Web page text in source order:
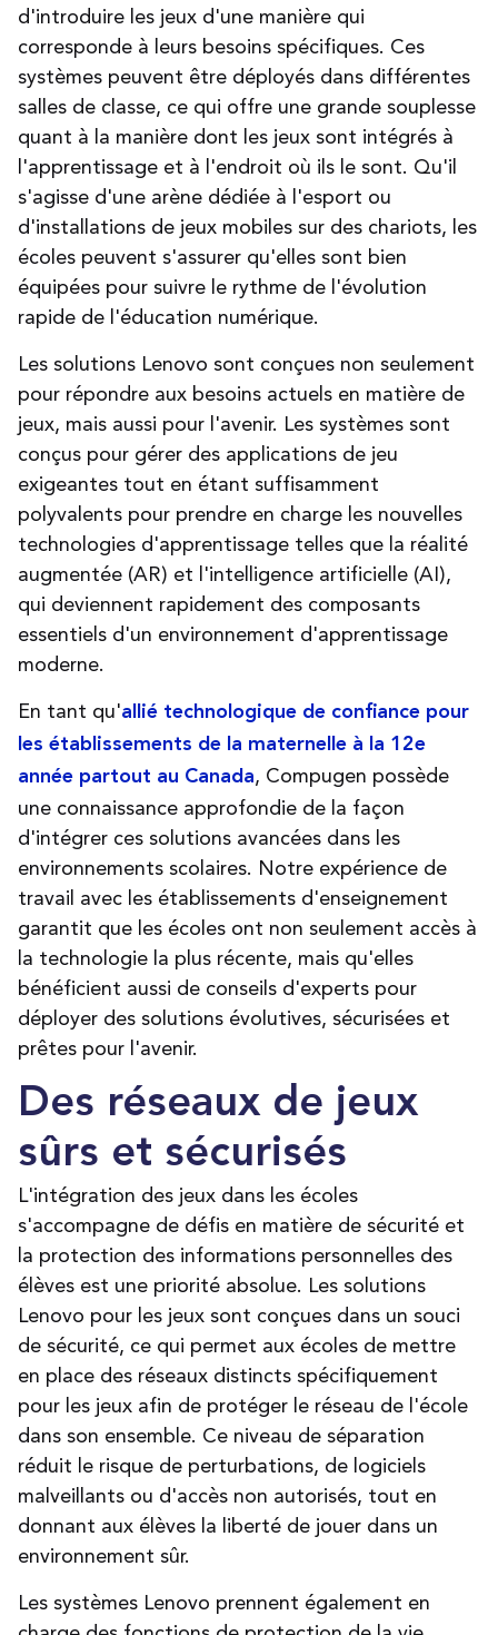
d'introduire les jeux d'une manière qui
corresponde à leurs besoins spécifiques. Ces
systèmes peuvent être déployés dans différentes
salles de classe, ce qui offre une grande souplesse
quant à la manière dont les jeux sont intégrés à
l'apprentissage et à l'endroit où ils le sont. Qu'il
s'agisse d'une arène dédiée à l'esport ou
d'installations de jeux mobiles sur des chariots, les
écoles peuvent s'assurer qu'elles sont bien
équipées pour suivre le rythme de l'évolution
rapide de l'éducation numérique.
Les solutions Lenovo sont conçues non seulement
pour répondre aux besoins actuels en matière de
jeux, mais aussi pour l'avenir. Les systèmes sont
conçus pour gérer des applications de jeu
exigeantes tout en étant suffisamment
polyvalents pour prendre en charge les nouvelles
technologies d'apprentissage telles que la réalité
augmentée (AR) et l'intelligence artificielle (AI),
qui deviennent rapidement des composants
essentiels d'un environnement d'apprentissage
moderne.
En tant qu'allié technologique de confiance pour
les établissements de la maternelle à la 12e
année partout au Canada, Compugen possède
une connaissance approfondie de la façon
d'intégrer ces solutions avancées dans les
environnements scolaires. Notre expérience de
travail avec les établissements d'enseignement
garantit que les écoles ont non seulement accès à
la technologie la plus récente, mais qu'elles
bénéficient aussi de conseils d'experts pour
déployer des solutions évolutives, sécurisées et
prêtes pour l'avenir.
Des réseaux de jeux
sûrs et sécurisés
L'intégration des jeux dans les écoles
s'accompagne de défis en matière de sécurité et
la protection des informations personnelles des
élèves est une priorité absolue. Les solutions
Lenovo pour les jeux sont conçues dans un souci
de sécurité, ce qui permet aux écoles de mettre
en place des réseaux distincts spécifiquement
pour les jeux afin de protéger le réseau de l'école
dans son ensemble. Ce niveau de séparation
réduit le risque de perturbations, de logiciels
malveillants ou d'accès non autorisés, tout en
donnant aux élèves la liberté de jouer dans un
environnement sûr.
Les systèmes Lenovo prennent également en